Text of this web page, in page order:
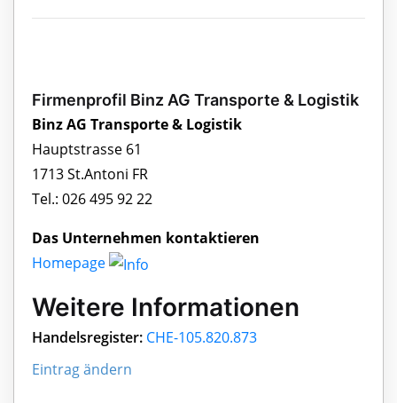
Firmenprofil Binz AG Transporte & Logistik
Binz AG Transporte & Logistik
Hauptstrasse 61
1713 St.Antoni FR
Tel.: 026 495 92 22
Das Unternehmen kontaktieren
Homepage
Weitere Informationen
Handelsregister: CHE-105.820.873
Eintrag ändern